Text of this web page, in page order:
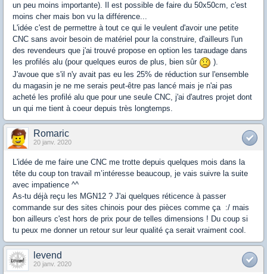
un peu moins importante). Il est possible de faire du 50x50cm, c'est
moins cher mais bon vu la différence...
L'idée c'est de permettre à tout ce qui le veulent d'avoir une petite
CNC sans avoir besoin de matériel pour la construire, d'ailleurs l'un
des revendeurs que j'ai trouvé propose en option les taraudage dans
les profilés alu (pour quelques euros de plus, bien sûr
).
J'avoue que s'il n'y avait pas eu les 25% de réduction sur l'ensemble
du magasin je ne me serais peut-être pas lancé mais je n'ai pas
acheté les profilé alu que pour une seule CNC, j'ai d'autres projet dont
un qui me tient à coeur depuis très longtemps.
Romaric
20 janv. 2020
L'idée de me faire une CNC me trotte depuis quelques mois dans la
tête du coup ton travail m’intéresse beaucoup, je vais suivre la suite
avec impatience ^^
As-tu déjà reçu les MGN12 ? J'ai quelques réticence à passer
commande sur des sites chinois pour des pièces comme ça :/ mais
bon ailleurs c'est hors de prix pour de telles dimensions ! Du coup si
tu peux me donner un retour sur leur qualité ça serait vraiment cool.
levend
20 janv. 2020